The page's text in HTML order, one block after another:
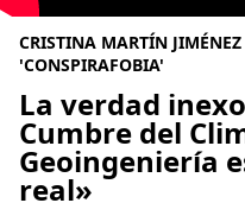
CRISTINA MARTÍN
'CONSPIRAFOBIA'
La verdad
Cumbre del
Geoingeniería
real»